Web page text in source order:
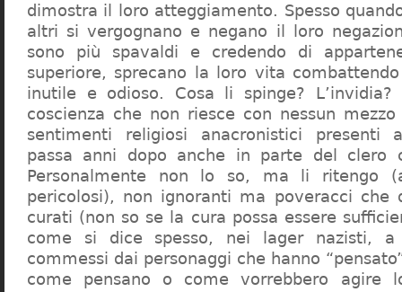
dimostra il loro atteggiamento. Spesso
altri si vergognano e negano il loro
sono più spavaldi e credendo di
superiore, sprecano la loro vita
inutile e odioso. Cosa li spinge?
coscienza che non riesce con nessun
sentimenti religiosi anacronistici presenti
passa anni dopo anche in parte del clero
Personalmente non lo so, ma li ritengo
pericolosi), non ignoranti ma poveracci che
curati (non so se la cura possa essere
come si dice spesso, nei lager nazisti,
commessi dai personaggi che hanno
come pensano o come vorrebbero agire